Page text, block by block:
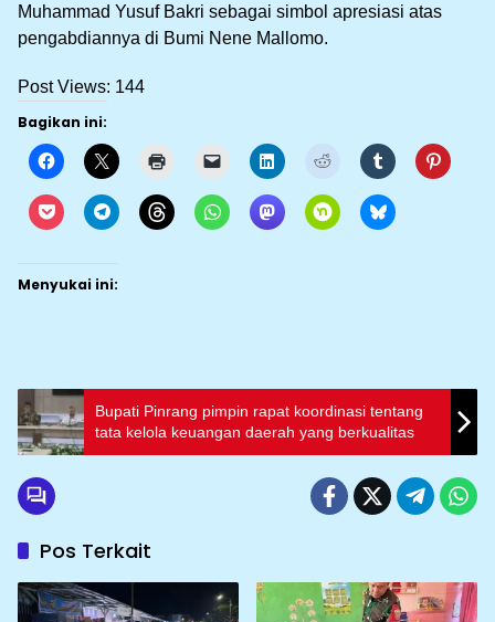
Muhammad Yusuf Bakri sebagai simbol apresiasi atas
pengabdiannya di Bumi Nene Mallomo.
Post Views: 144
Bagikan ini:
Menyukai ini:
Bupati Pinrang pimpin rapat koordinasi tentang
tata kelola keuangan daerah yang berkualitas
Pos Terkait